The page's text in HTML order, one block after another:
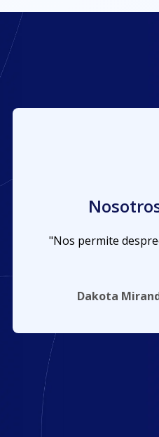
KLog.co
"No hay que
Heidi